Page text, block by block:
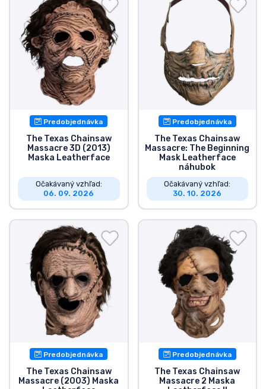
Predobjednávka
The Texas Chainsaw
Massacre 3D (2013)
Maska Leatherface
Očakávaný vzhľad:
06. 09. 2026
Predobjednávka
The Texas Chainsaw
Massacre: The Beginning
Mask Leatherface
náhubok
Očakávaný vzhľad:
30. 10. 2026
Predobjednávka
The Texas Chainsaw
Massacre (2003) Maska
Predobjednávka
The Texas Chainsaw
Massacre 2 Maska